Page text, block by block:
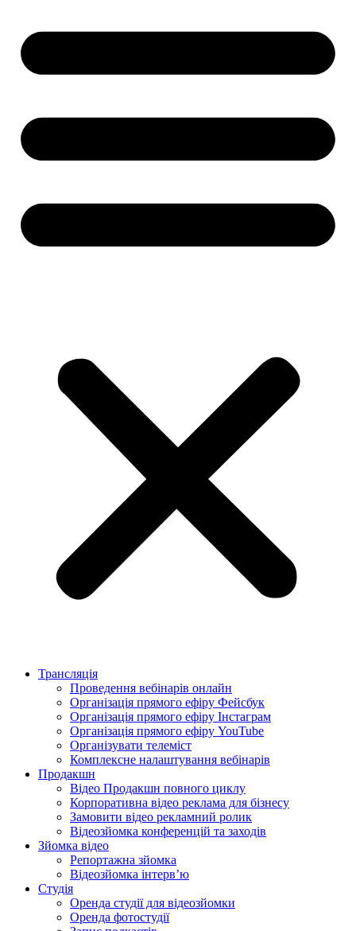
Трансляція
Проведення вебінарів онлайн
Організація прямого ефіру Фейсбук
Організація прямого ефіру Інстаграм
Організація прямого ефіру YouTube
Організувати телеміст
Комплексне налаштування вебінарів
Продакшн
Відео Продакшн повного циклу
Корпоративна відео реклама для бізнесу
Замовити відео рекламний ролик
Відеозйомка конференцій та заходів
Зйомка відео
Репортажна зйомка
Відеозйомка інтерв’ю
Студія
Оренда студії для відеозйомки
Оренда фотостудії